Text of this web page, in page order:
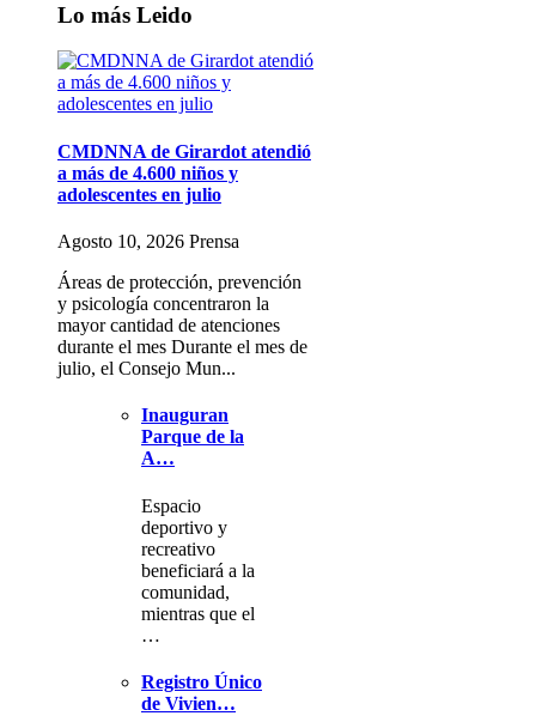
Lo más Leido
CMDNNA de Girardot atendió
a más de 4.600 niños y
adolescentes en julio
Agosto 10, 2026 Prensa
Áreas de protección, prevención
y psicología concentraron la
mayor cantidad de atenciones
durante el mes Durante el mes de
julio, el Consejo Mun...
Inauguran
Parque de la
A…
Espacio
deportivo y
recreativo
beneficiará a la
comunidad,
mientras que el
…
Registro Único
de Vivien…